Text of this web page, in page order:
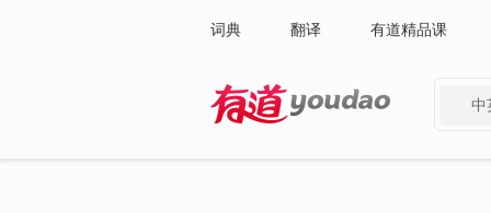
词典 翻译 有道精品课
中